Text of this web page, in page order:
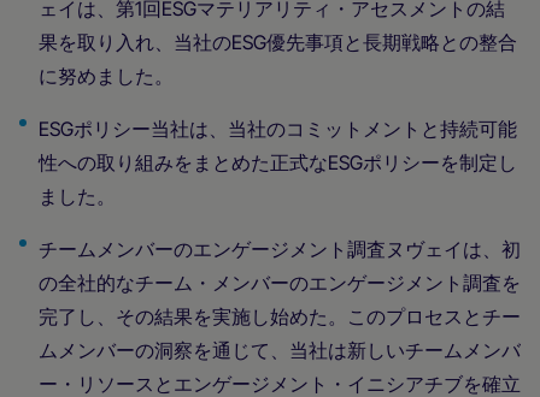
ェイは、第1回ESGマテリアリティ・アセスメントの結
果を取り入れ、当社のESG優先事項と長期戦略との整合
に努めました。
ESGポリシー当社は、当社のコミットメントと持続可能
性への取り組みをまとめた正式なESGポリシーを制定し
ました。
チームメンバーのエンゲージメント調査ヌヴェイは、初
の全社的なチーム・メンバーのエンゲージメント調査を
完了し、その結果を実施し始めた。このプロセスとチー
ムメンバーの洞察を通じて、当社は新しいチームメンバ
ー・リソースとエンゲージメント・イニシアチブを確立